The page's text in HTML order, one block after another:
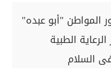
المواطن "أبو عبده"
الطبية
السلام